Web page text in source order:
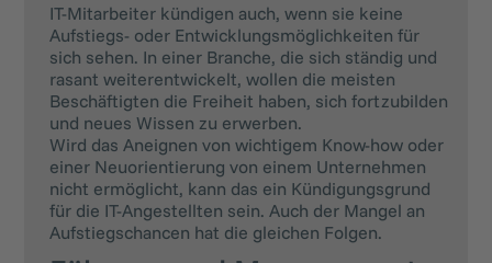
IT-Mitarbeiter kündigen auch, wenn sie keine
Aufstiegs- oder Entwicklungsmöglichkeiten für
sich sehen. In einer Branche, die sich ständig und
rasant weiterentwickelt, wollen die meisten
Beschäftigten die Freiheit haben, sich fortzubilden
und neues Wissen zu erwerben.
Wird das Aneignen von wichtigem Know-how oder
einer Neuorientierung von einem Unternehmen
nicht ermöglicht, kann das ein Kündigungsgrund
für die IT-Angestellten sein. Auch der Mangel an
Aufstiegschancen hat die gleichen Folgen.